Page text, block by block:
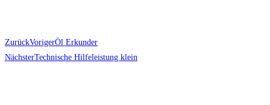
ZurückVorigerÖl Erkunder
NächsterTechnische Hilfeleistung klein